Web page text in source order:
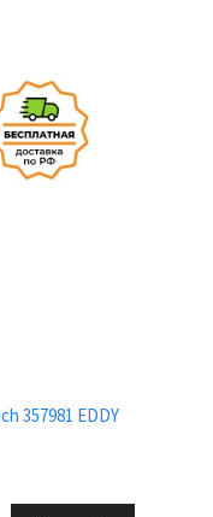
357981 EDDY